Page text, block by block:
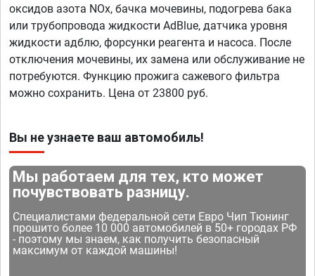
оксидов азота NOx, бачка мочевины, подогрева бака
или трубопровода жидкости AdBlue, датчика уровня
жидкости адблю, форсунки реагента и насоса. После
отключения мочевины, их замена или обслуживание не
потребуются. Функцию прожига сажевого фильтра
можно сохранить. Цена от 23800 руб.
Вы не узнаете ваш автомобиль!
Мы работаем для тех, кто может
почувствовать разницу.
Специалистами федеральной сети Евро Чип Тюнинг
прошито более 10 000 автомобилей в 50+ городах РФ
- поэтому мы знаем, как получить безопасный
максимум от каждой машины!